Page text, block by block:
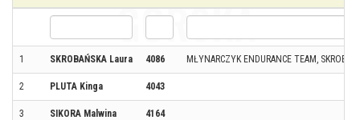
1 SKROBAŃSKA Laura 4086 MŁYNARCZYK ENDURANCE TEAM,
2 PLUTA Kinga 4043
3 SIKORA Malwina 4164